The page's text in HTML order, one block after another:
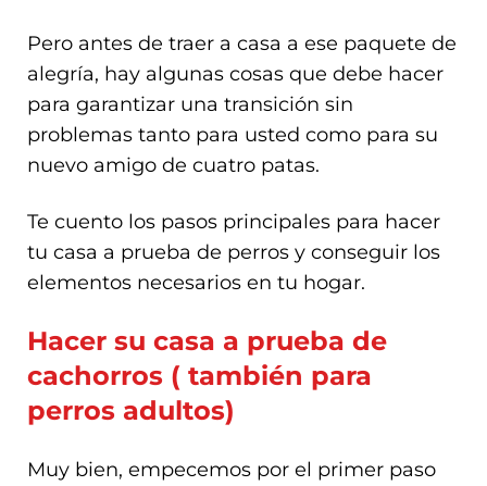
Pero antes de traer a casa a ese paquete de
alegría, hay algunas cosas que debe hacer
para garantizar una transición sin
problemas tanto para usted como para su
nuevo amigo de cuatro patas.
Te cuento los pasos principales para hacer
tu casa a prueba de perros y conseguir los
elementos necesarios en tu hogar.
Hacer su casa a prueba de
cachorros ( también para
perros adultos)
Muy bien, empecemos por el primer paso